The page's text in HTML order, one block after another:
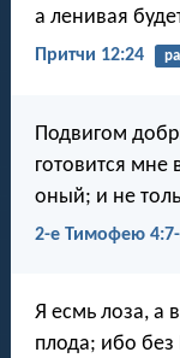
а ленивая
Притчи 12:24
Подвигом
готовится мне
оный; и не
2-е Тимофею
Я есмь лоза, а
плода; ибо